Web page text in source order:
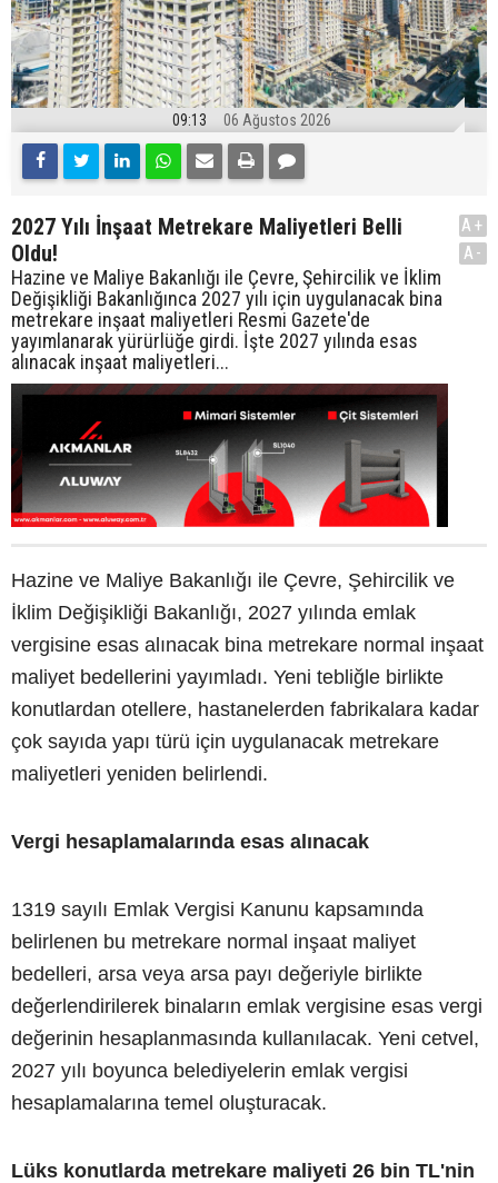
09:13 06 Ağustos 2026
2027 Yılı İnşaat Metrekare Maliyetleri Belli
Oldu!
Hazine ve Maliye Bakanlığı ile Çevre, Şehircilik ve İklim
Değişikliği Bakanlığınca 2027 yılı için uygulanacak bina
metrekare inşaat maliyetleri Resmi Gazete'de
yayımlanarak yürürlüğe girdi. İşte 2027 yılında esas
alınacak inşaat maliyetleri...
A+
A-
Hazine ve Maliye Bakanlığı ile Çevre, Şehircilik ve
İklim Değişikliği Bakanlığı, 2027 yılında emlak
vergisine esas alınacak bina metrekare normal inşaat
maliyet bedellerini yayımladı. Yeni tebliğle birlikte
konutlardan otellere, hastanelerden fabrikalara kadar
çok sayıda yapı türü için uygulanacak metrekare
maliyetleri yeniden belirlendi.
Vergi hesaplamalarında esas alınacak
1319 sayılı Emlak Vergisi Kanunu kapsamında
belirlenen bu metrekare normal inşaat maliyet
bedelleri, arsa veya arsa payı değeriyle birlikte
değerlendirilerek binaların emlak vergisine esas vergi
değerinin hesaplanmasında kullanılacak. Yeni cetvel,
2027 yılı boyunca belediyelerin emlak vergisi
hesaplamalarına temel oluşturacak.
Lüks konutlarda metrekare maliyeti 26 bin TL'nin